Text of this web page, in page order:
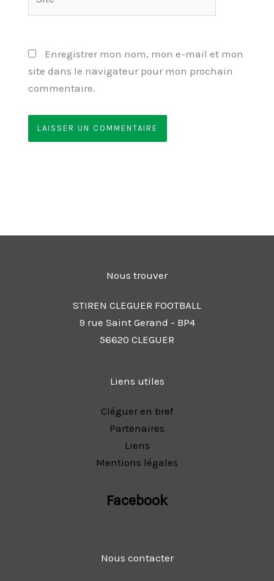
Enregistrer mon nom, mon e-mail et mon
site dans le navigateur pour mon prochain
commentaire.
Nous trouver
STIREN CLEGUER FOOTBALL
9 rue Saint Gerand - BP4
56620 CLEGUER
Liens utiles
Cléguer en bref
Partenaires
Liens
Mentions légales
Facebook
Nous contacter